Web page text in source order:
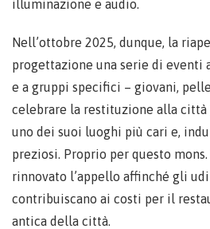
illuminazione e audio.
Nell’ottobre 2025, dunque, la
progettazione una serie di eventi
e a gruppi specifici – giovani,
celebrare la restituzione alla città
uno dei suoi luoghi più cari e,
preziosi. Proprio per questo
rinnovato l’appello affinché gli
contribuiscano ai costi per il
antica della città.